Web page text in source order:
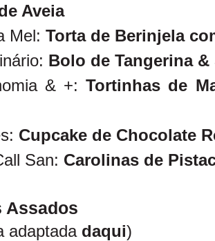
Aveia
Mel: Torta de Berinjela
Bolo de Tangerina
& +:Tortinhas de
Cupcake de Chocolate
San: Carolinas de
Assados
adaptada daqui)